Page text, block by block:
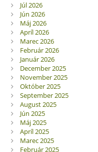
Júl 2026
Jún 2026
Máj 2026
Apríl 2026
Marec 2026
Február 2026
Január 2026
December 2025
November 2025
Október 2025
September 2025
August 2025
Jún 2025
Máj 2025
Apríl 2025
Marec 2025
Február 2025